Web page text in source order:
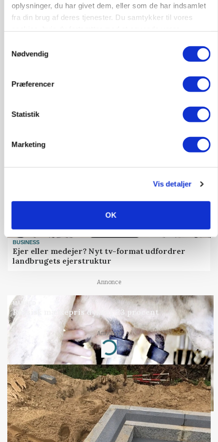
oplysninger, du har givet dem, eller som de har indsamlet
fra din brug af deres tjenester. Du samtykker til vores
Nødvendig
Præferencer
Statistik
Marketing
Vis detaljer
OK
Prisgab på 20 kroner pr. kg vokser: Polsk kylling
presser markedet
BUSINESS
Ejer eller medejer? Nyt tv-format udfordrer
landbrugets ejerstruktur
Annonce
MARKED
Russisk mælkepris dykker 23 procent
Annonce
Loading...